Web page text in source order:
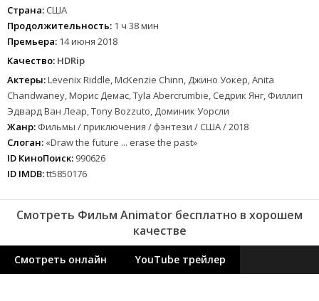
Страна: США
Продолжительность: 1 ч 38 мин
Премьера: 14 июня 2018
Качество: HDRip
Актеры:Levenix Riddle, McKenzie Chinn, Джино Уокер, Anita
Chandwaney, Морис Демас, Tyla Abercrumbie, Седрик Янг, Филлип
Эдвард Ван Леар, Tony Bozzuto, Доминик Уорсли
Жанр: Фильмы / приключения / фэнтези / США / 2018
Слоган: «Draw the future ... erase the past»
ID КиноПоиск: 990626
ID IMDB:tt5850176
Смотреть Фильм Animator бесплатно в хорошем
качестве
Смотреть онлайн YouTube трейлер